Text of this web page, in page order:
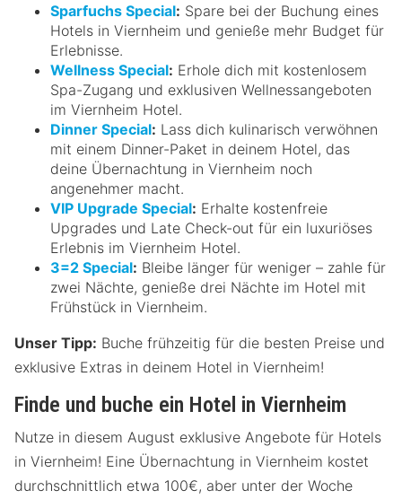
Sparfuchs Special: Spare bei der Buchung eines
Hotels in Viernheim und genieße mehr Budget für
Erlebnisse.
Wellness Special: Erhole dich mit kostenlosem
Spa-Zugang und exklusiven Wellnessangeboten
im Viernheim Hotel.
Dinner Special: Lass dich kulinarisch verwöhnen
mit einem Dinner-Paket in deinem Hotel, das
deine Übernachtung in Viernheim noch
angenehmer macht.
VIP Upgrade Special: Erhalte kostenfreie
Upgrades und Late Check-out für ein luxuriöses
Erlebnis im Viernheim Hotel.
3=2 Special: Bleibe länger für weniger – zahle für
zwei Nächte, genieße drei Nächte im Hotel mit
Frühstück in Viernheim.
Unser Tipp: Buche frühzeitig für die besten Preise und
exklusive Extras in deinem Hotel in Viernheim!
Finde und buche ein Hotel in Viernheim
Nutze in diesem August exklusive Angebote für Hotels
in Viernheim! Eine Übernachtung in Viernheim kostet
durchschnittlich etwa 100€, aber unter der Woche